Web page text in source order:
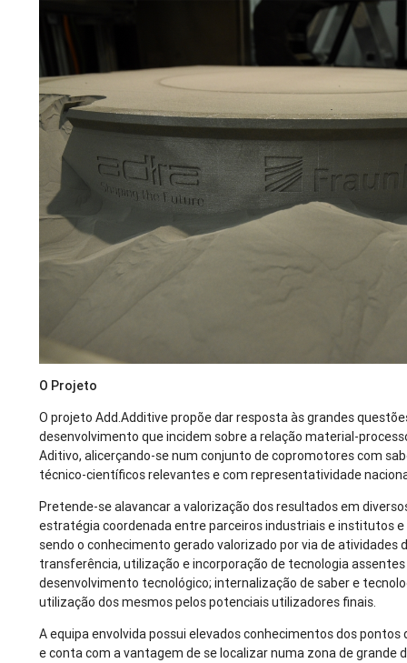
O Projeto
O projeto Add.Additive propõe dar resposta às grandes
desenvolvimento que incidem sobre a relação material-
Aditivo, alicerçando-se num conjunto de copromotores com
técnico-científicos relevantes e com representatividade
Pretende-se alavancar a valorização dos resultados em
estratégia coordenada entre parceiros industriais e institutos
sendo o conhecimento gerado valorizado por via de atividades
transferência, utilização e incorporação de tecnologia
desenvolvimento tecnológico; internalização de saber e
utilização dos mesmos pelos potenciais utilizadores finais.
A equipa envolvida possui elevados conhecimentos dos
e conta com a vantagem de se localizar numa zona de grande